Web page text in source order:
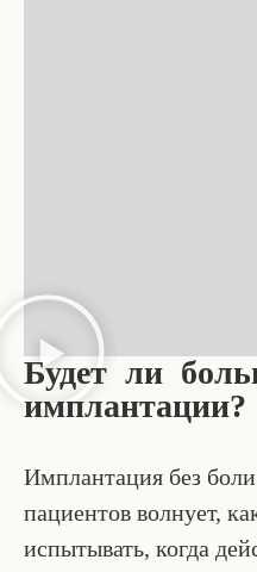
Будет ли
имплантации?
Имплантация без
пациентов волнует,
испытывать, когда